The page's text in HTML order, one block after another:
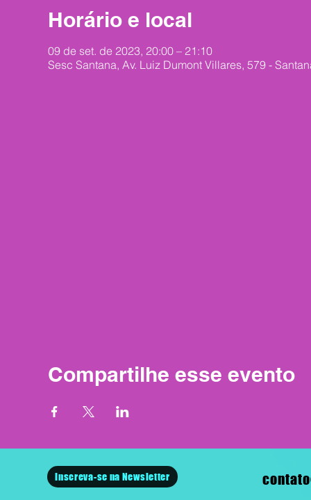
Horário e local
09 de set. de 2023, 20:00 – 21:10
Sesc Santana, Av. Luiz Dumont Villares, 579 -
Compartilhe esse evento
Inscreva-se na Newsletter